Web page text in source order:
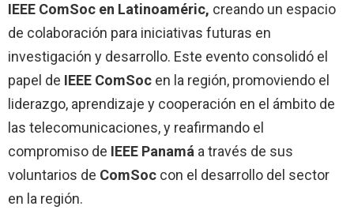
IEEE ComSoc en Latinoaméric, creando un espacio
de colaboración para iniciativas futuras en
investigación y desarrollo. Este evento consolidó el
papel de IEEE ComSoc en la región, promoviendo el
liderazgo, aprendizaje y cooperación en el ámbito de
las telecomunicaciones, y reafirmando el
compromiso de IEEE Panamá a través de sus
voluntarios de ComSoc con el desarrollo del sector
en la región.